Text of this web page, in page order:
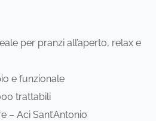
per pranzi all’aperto, relax e
e funzionale
trattabili
– Aci Sant’Antonio